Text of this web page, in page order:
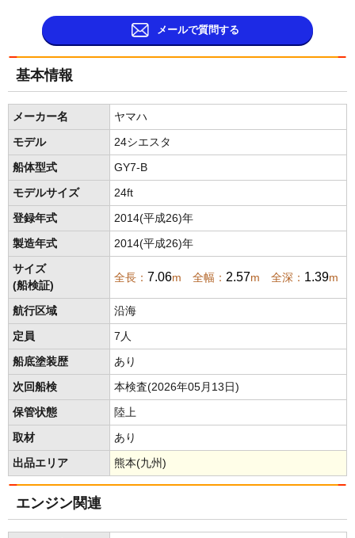
メールで質問する
基本情報
メーカー名 ヤマハ
モデル 24シエスタ
船体型式 GY7-B
モデルサイズ 24ft
登録年式 2014(平成26)年
製造年式 2014(平成26)年
サイズ
(船検証)
全長： 7.06m 全幅： 2.57m 全深： 1.39m
航行区域 沿海
定員 7人
船底塗装歴 あり
次回船検 本検査(2026年05月13日)
保管状態 陸上
取材 あり
出品エリア 熊本(九州)
エンジン関連